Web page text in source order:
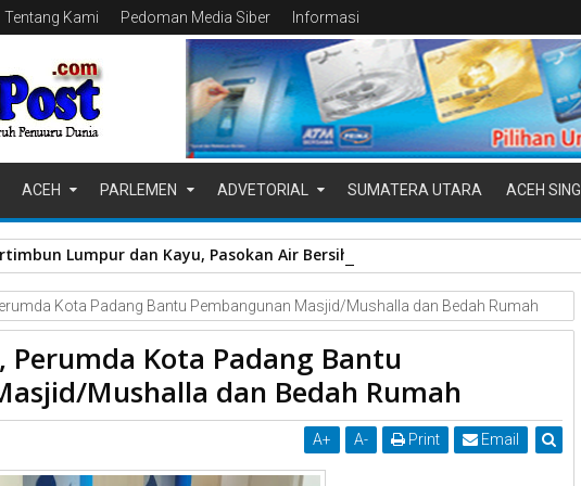
Tentang Kami Pedoman Media Siber Informasi
ACEH PARLEMEN ADVETORIAL SUMATERA UTARA ACEH
Lumpur dan Kayu, Pasokan Air Bersih di Kota Padang Terganggu
Kota Padang Bantu Pembangunan Masjid/Mushalla dan Bedah Rumah
Perumda Kota Padang Bantu
Mushalla dan Bedah Rumah
A+ A- Print Email